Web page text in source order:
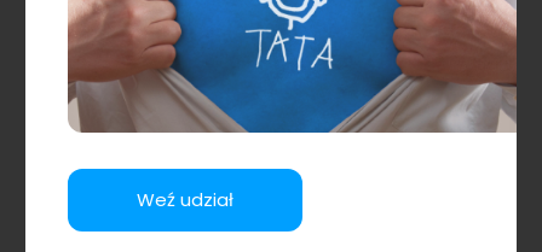
Więcej
Zobacz więcej
Celem umówienia wizyty prosimy o
pozostawienie swojego adresu
Weź udział